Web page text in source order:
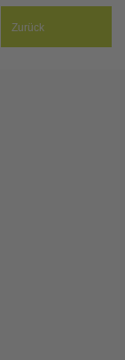
Zurück